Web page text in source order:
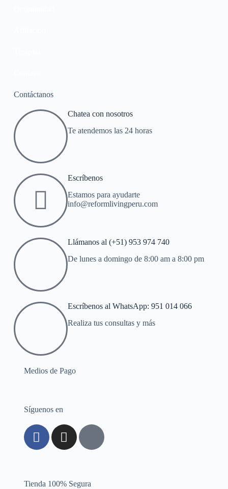
Contáctanos
Chatea con nosotros
Te atendemos las 24 horas
Escríbenos
Estamos para ayudarte
info@reformlivingperu.com
Llámanos al (+51) 953 974 740
De lunes a domingo de 8:00 am a 8:00 pm
Escríbenos al WhatsApp: 951 014 066
Realiza tus consultas y más
Medios de Pago
Síguenos en
Tienda 100% Segura